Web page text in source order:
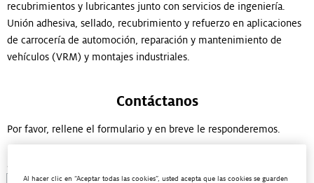
recubrimientos y lubricantes junto con servicios de ingeniería.
Unión adhesiva, sellado, recubrimiento y refuerzo en aplicaciones
de carrocería de automoción, reparación y mantenimiento de
vehículos (VRM) y montajes industriales.
Contáctanos
Por favor, rellene el formulario y en breve le responderemos.
Al hacer clic en “Aceptar todas las cookies”, usted acepta que las cookies se guarden